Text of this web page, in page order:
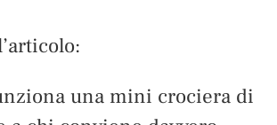
una mini crociera di